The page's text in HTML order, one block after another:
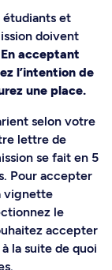
étudiants et
doivent
En acceptant
l’intention de
une place.
selon votre
lettre de
se fait en 5
Pour accepter
vignette
le
accepter
la suite de quoi